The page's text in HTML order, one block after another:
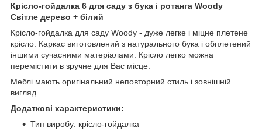
Крісло-гойдалка 6 для саду з бука і ротанга Woody
Світле дерево + білий
Крісло-гойдалка для саду Woody - дуже легке і міцне плетене
крісло. Каркас виготовлений з натурального бука і обплетений
іншими сучасними матеріалами. Крісло легко можна
перемістити в зручне для Вас місце.
Меблі мають оригінальний неповторний стиль і зовнішній
вигляд.
Додаткові характеристики:
Тип виробу: крісло-гойдалка